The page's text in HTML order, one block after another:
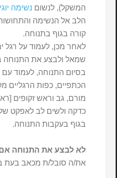
המשקל), לנשוםנשימה
הלב אל הנשימה
קורה בגוף בתנוחה.
לאחר מכן, לעמוד על רגל
שמאל ולבצע את התנוחה
בסיום התנוחה, לעמוד עם
הכתפיים, כפות הרגליים
מורם, גב וראש זקופים
כדקה ולשים לב לאפקט
בגוף בעקבות התנוחה.
לא לבצע את התנוחה אם
את/ה סובל/ת מכאב בעת